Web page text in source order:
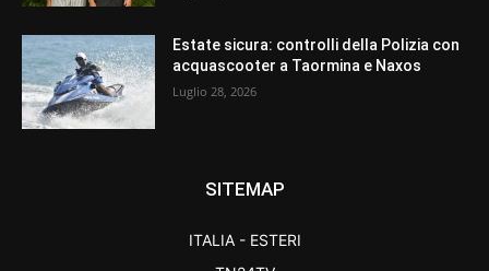
Estate sicura: controlli della Polizia con
acquascooter a Taormina e Naxos
Luglio 28, 2026
SITEMAP
ITALIA - ESTERI